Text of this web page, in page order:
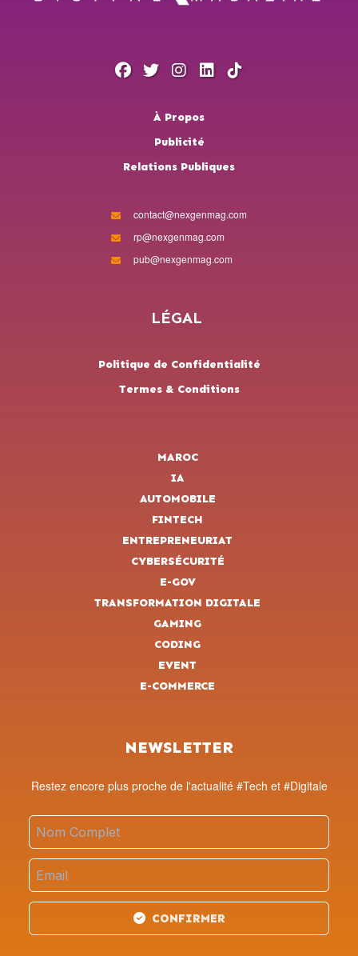
À Propos
Publicité
Relations Publiques
contact@nexgenmag.com
rp@nexgenmag.com
pub@nexgenmag.com
LÉGAL
Politique de Confidentialité
Termes & Conditions
MAROC
IA
AUTOMOBILE
FINTECH
ENTREPRENEURIAT
CYBERSÉCURITÉ
E-GOV
TRANSFORMATION DIGITALE
GAMING
CODING
EVENT
E-COMMERCE
NEWSLETTER
Restez encore plus proche de l'actualité #Tech et #Digitale
CONFIRMER